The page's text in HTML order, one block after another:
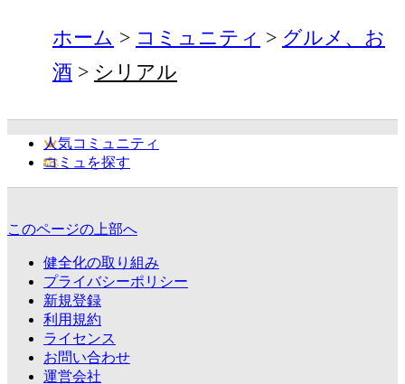
ホーム コミュニティ
グルメ、お
酒
シリアル
人気コミュニティ
コミュを探す
このページの上部へ
健全化の取り組み
プライバシーポリシー
新規登録
利用規約
ライセンス
お問い合わせ
運営会社